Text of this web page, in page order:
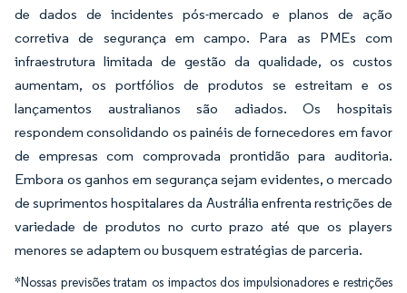
de dados de incidentes pós-mercado e planos de ação
corretiva de segurança em campo. Para as PMEs com
infraestrutura limitada de gestão da qualidade, os custos
aumentam, os portfólios de produtos se estreitam e os
lançamentos australianos são adiados. Os hospitais
respondem consolidando os painéis de fornecedores em favor
de empresas com comprovada prontidão para auditoria.
Embora os ganhos em segurança sejam evidentes, o mercado
de suprimentos hospitalares da Austrália enfrenta restrições de
variedade de produtos no curto prazo até que os players
menores se adaptem ou busquem estratégias de parceria.
*Nossas previsões tratam os impactos dos impulsionadores e restrições